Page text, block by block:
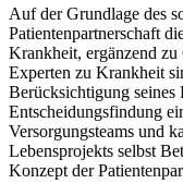
Auf der Grundlage des
Patientenpartnerschaft
Krankheit, ergänzend zu
Experten zu Krankheit
Berücksichtigung seines
Entscheidungsfindung
Versorgungsteams und
Lebensprojekts selbst
Konzept der